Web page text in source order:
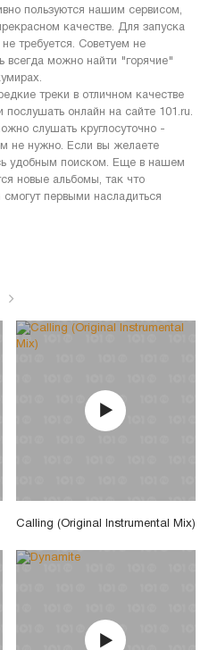
пользуются нашим сервисом,
качестве. Для запуска
требуется. Советуем не
всегда можно найти "горячие"
треки в отличном качестве
онлайн на сайте 101.ru.
слушать круглосуточно -
не нужно. Если вы желаете
удобным поиском. Еще в нашем
новые альбомы, так что
первыми насладиться
Calling (Original Instrumental Mix)